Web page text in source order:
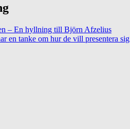
– En hyllning till Björn Afzelius
en tanke om hur de vill presentera sig